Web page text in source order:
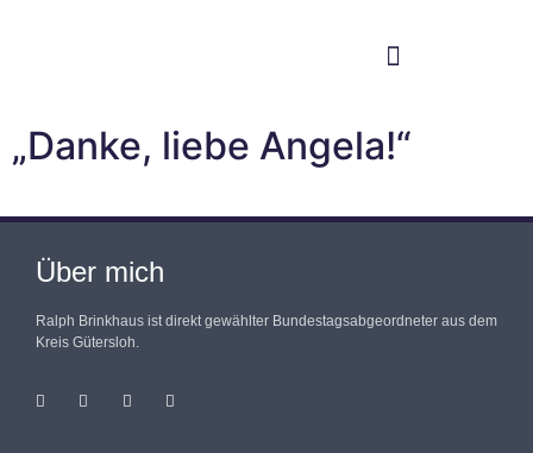
„Danke, liebe Angela!“
Über mich
Ralph Brinkhaus ist direkt gewählter Bundestagsabgeordneter aus dem
Kreis Gütersloh.